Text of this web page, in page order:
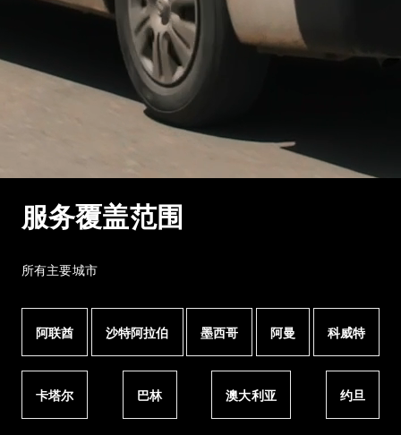
服务覆盖范围
所有主要城市
阿联酋 沙特阿拉伯 墨西哥 阿曼 科威特
卡塔尔 巴林 澳大利亚 约旦